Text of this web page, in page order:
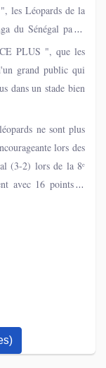
les Léopards de la
du Sénégal par 3
pour la Coupe du
PLUS ", que les
grand public qui
dans un stade bien
ne sont plus
lors des
(3-2) lors de la 8ᵉ
avec 16 points, à